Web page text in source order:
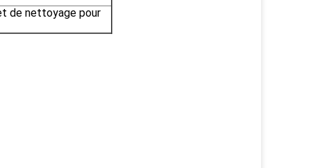
de nettoyage pour